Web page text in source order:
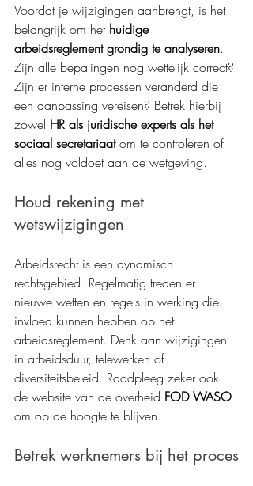
Voordat je wijzigingen aanbrengt, is het
belangrijk om het huidige
arbeidsreglement grondig te analyseren.
Zijn alle bepalingen nog wettelijk correct?
Zijn er interne processen veranderd die
een aanpassing vereisen? Betrek hierbij
zowel HR als juridische experts als het
sociaal secretariaat om te controleren of
alles nog voldoet aan de wetgeving.
Houd rekening met
wetswijzigingen
Arbeidsrecht is een dynamisch
rechtsgebied. Regelmatig treden er
nieuwe wetten en regels in werking die
invloed kunnen hebben op het
arbeidsreglement. Denk aan wijzigingen
in arbeidsduur, telewerken of
diversiteitsbeleid. Raadpleeg zeker ook
de website van de overheid FOD WASO
om op de hoogte te blijven.
Betrek werknemers bij het proces